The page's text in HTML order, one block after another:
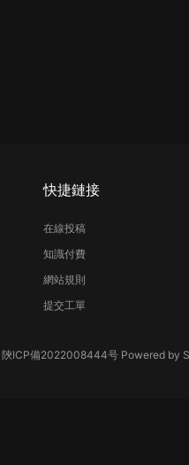
快捷鏈接
在線投稿
知識付費
網站規則
提交工單
陝ICP備2022008444号 Powered by